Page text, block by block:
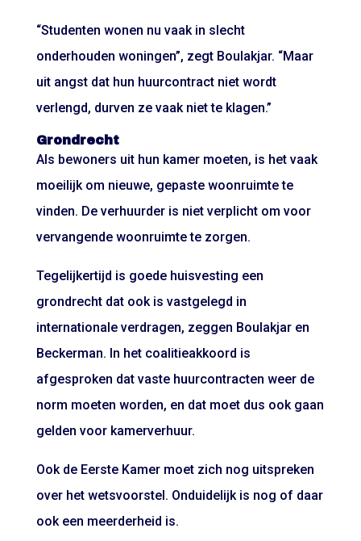
“Studenten wonen nu vaak in slecht
onderhouden woningen”, zegt Boulakjar. “Maar
uit angst dat hun huurcontract niet wordt
verlengd, durven ze vaak niet te klagen.”
Grondrecht
Als bewoners uit hun kamer moeten, is het vaak
moeilijk om nieuwe, gepaste woonruimte te
vinden. De verhuurder is niet verplicht om voor
vervangende woonruimte te zorgen.
Tegelijkertijd is goede huisvesting een
grondrecht dat ook is vastgelegd in
internationale verdragen, zeggen Boulakjar en
Beckerman. In het coalitieakkoord is
afgesproken dat vaste huurcontracten weer de
norm moeten worden, en dat moet dus ook gaan
gelden voor kamerverhuur.
Ook de Eerste Kamer moet zich nog uitspreken
over het wetsvoorstel. Onduidelijk is nog of daar
ook een meerderheid is.